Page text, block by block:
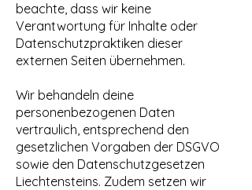
beachte, dass wir keine
Verantwortung für Inhalte oder
Datenschutzpraktiken dieser
externen Seiten übernehmen.
Wir behandeln deine
personenbezogenen Daten
vertraulich, entsprechend den
gesetzlichen Vorgaben der DSGVO
sowie den Datenschutzgesetzen
Liechtensteins. Zudem setzen wir